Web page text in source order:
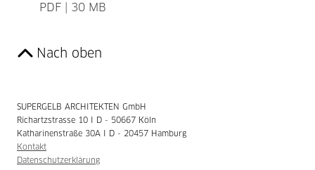
PDF | 30 MB
Nach oben
SUPERGELB ARCHITEKTEN GmbH
Richartzstrasse 10 I D - 50667 Köln
Katharinenstraße 30A I D - 20457 Hamburg
Kontakt
Datenschutzerklärung